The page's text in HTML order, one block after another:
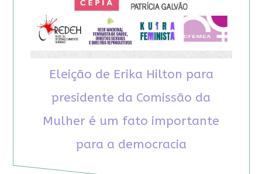
Eleição de Erika Hilton para
presidente da Comissão da
Mulher é um fato importante
para a democracia